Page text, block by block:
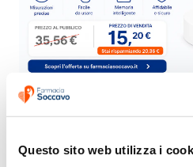
Questo sito web utilizza i